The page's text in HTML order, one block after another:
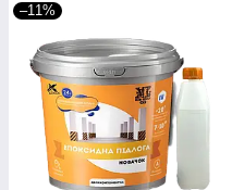
–11%